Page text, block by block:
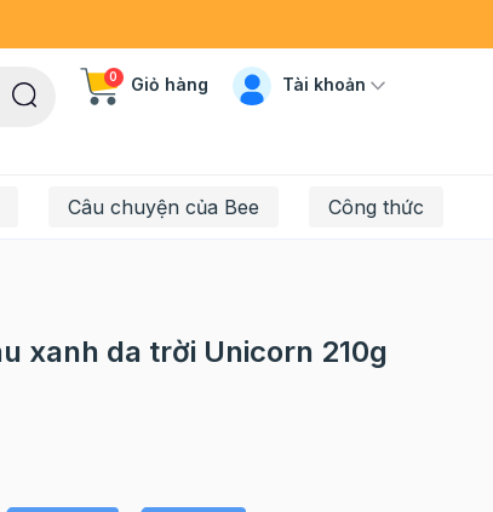
0 Giỏ hàng Tài khoản
Câu chuyện của Bee Công thức
xanh da trời Unicorn 210g